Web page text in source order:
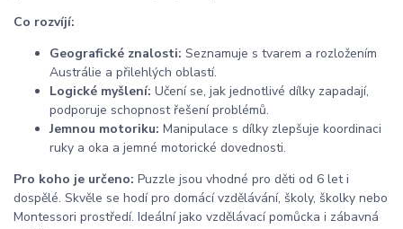
Co rozvíjí:
Geografické znalosti: Seznamuje s tvarem a rozložením
Austrálie a přilehlých oblastí.
Logické myšlení: Učení se, jak jednotlivé dílky zapadají,
podporuje schopnost řešení problémů.
Jemnou motoriku: Manipulace s dílky zlepšuje koordinaci
ruky a oka a jemné motorické dovednosti.
Pro koho je určeno: Puzzle jsou vhodné pro děti od 6 let i
dospělé. Skvěle se hodí pro domácí vzdělávání, školy, školky nebo
Montessori prostředí. Ideální jako vzdělávací pomůcka i zábavná